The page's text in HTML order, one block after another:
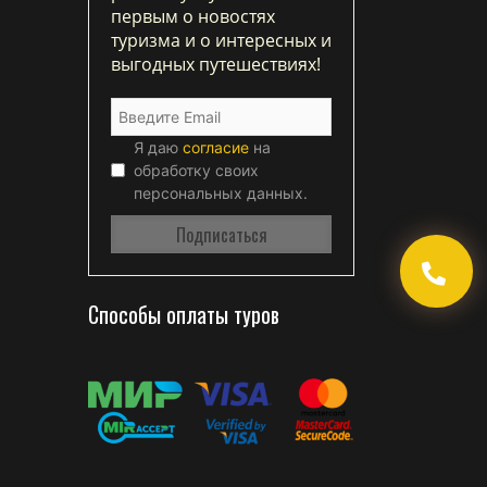
первым о новостях
туризма и о интересных и
выгодных путешествиях!
Я даю согласие на
обработку своих
персональных данных.
Способы оплаты туров